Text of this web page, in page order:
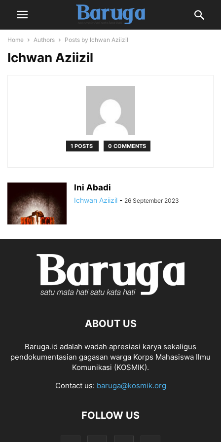
Home Authors Posts by Ichwan Aziizil
Ichwan Aziizil
1 POSTS 0 COMMENTS
Ini Abadi
Ichwan Aziizil - 26 September 2023
ABOUT US
Baruga.id adalah wadah apresiasi karya sekaligus
pendokumentasian gagasan warga Korps Mahasiswa Ilmu
Komunikasi (KOSMIK).
Contact us: baruga@kosmik.org
FOLLOW US